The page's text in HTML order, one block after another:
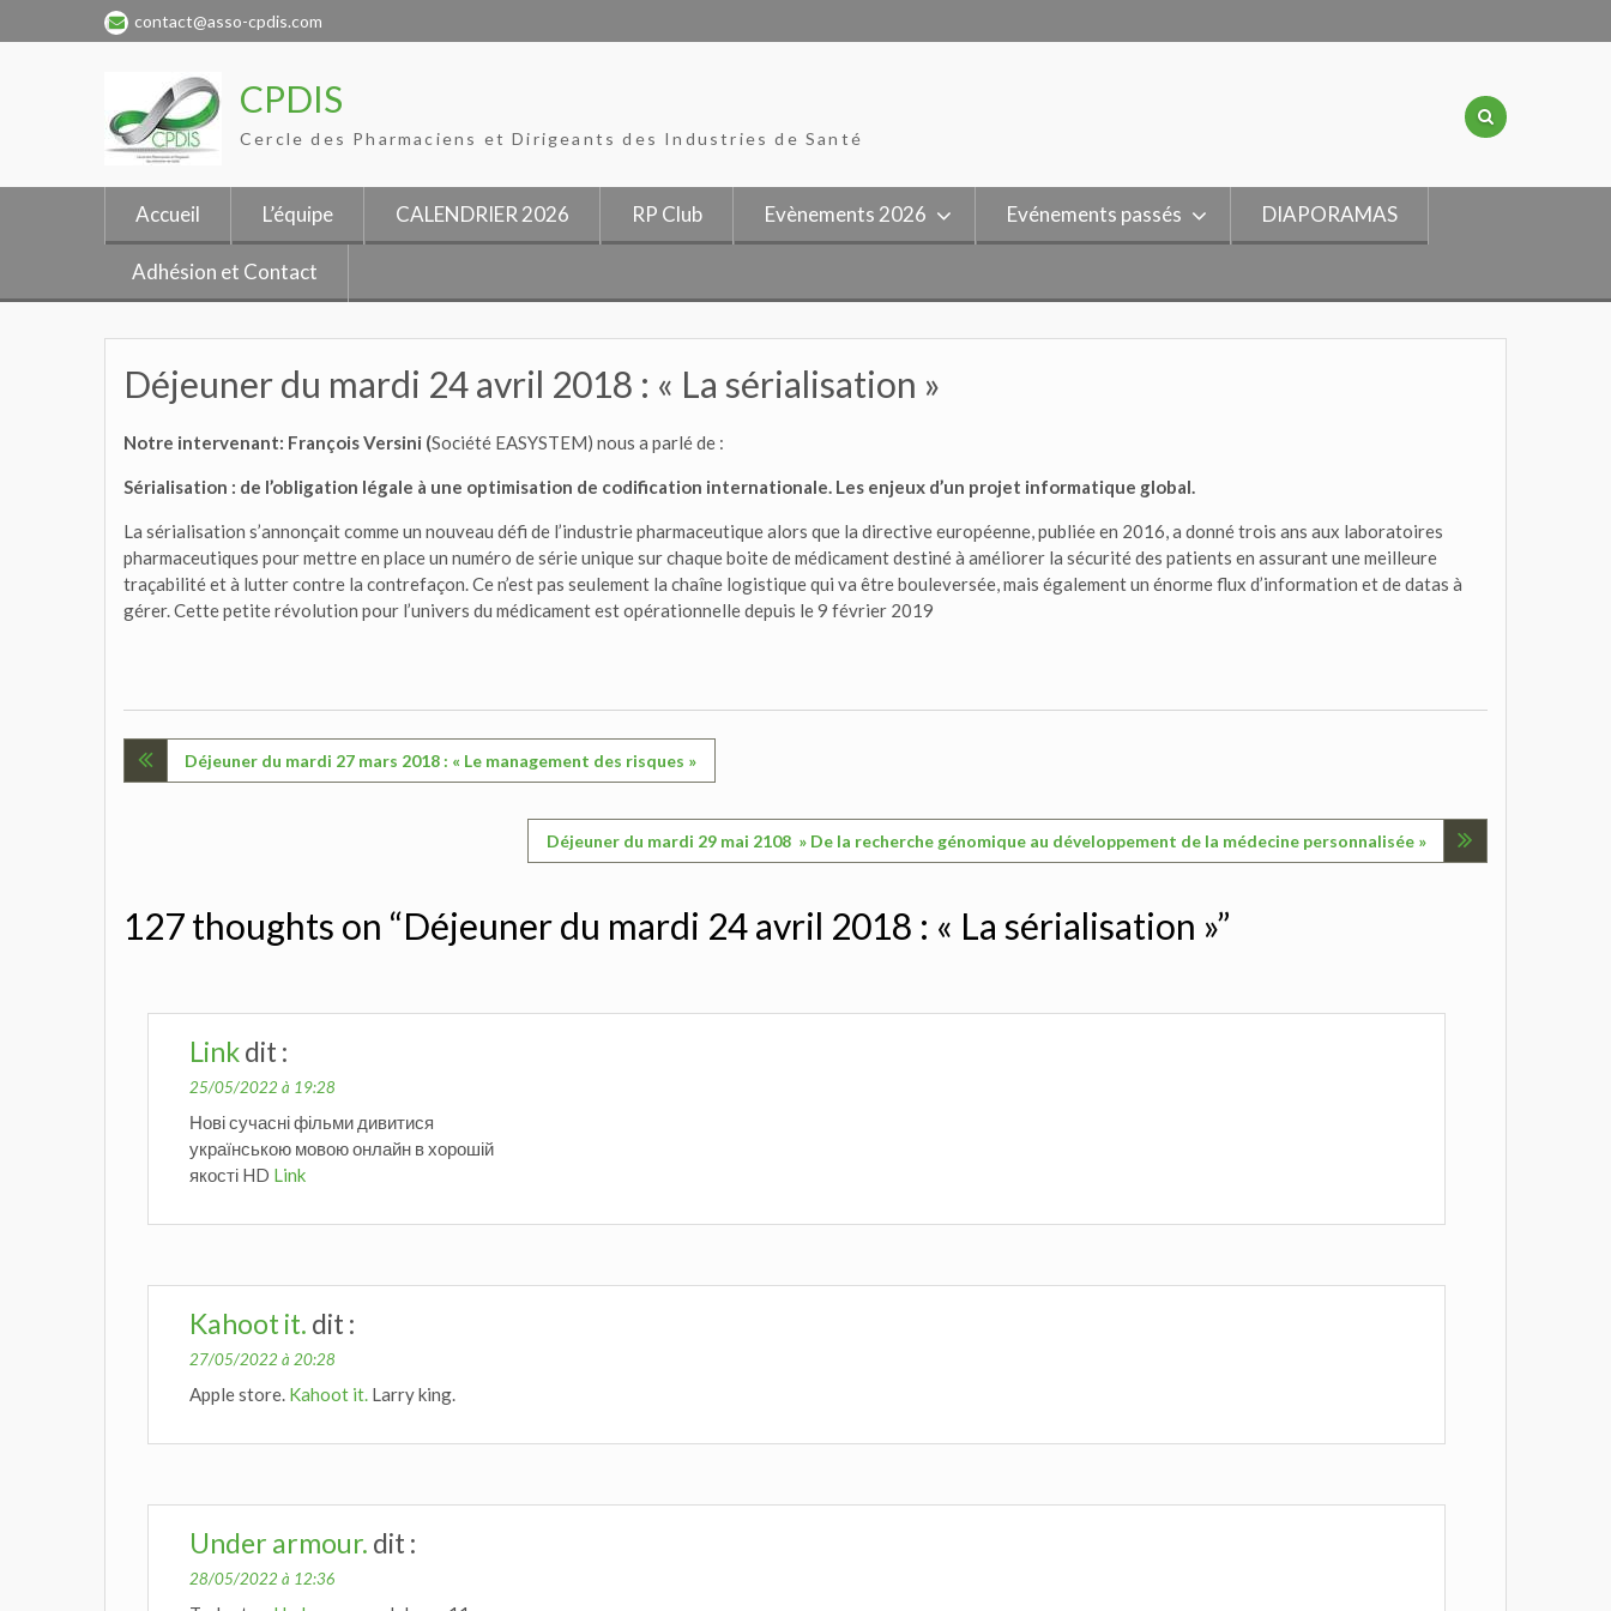
to
contact@asso-cpdis.com
CPDIS
Cercle des Pharmaciens et Dirigeants des Industries de Santé
Accueil L’équipe CALENDRIER 2026 RP Club Evènements 2026 Evénements passés DIAPORAMAS
Adhésion et Contact
Déjeuner du mardi 24 avril 2018 : « La sérialisation »
Notre intervenant: François Versini (Société EASYSTEM) nous a parlé de :
Sérialisation : de l’obligation légale à une optimisation de codification internationale. Les enjeux d’un projet informatique global.
La sérialisation s’annonçait comme un nouveau défi de l’industrie pharmaceutique alors que la directive européenne, publiée en 2016, a donné trois ans aux laboratoires
pharmaceutiques pour mettre en place un numéro de série unique sur chaque boite de médicament destiné à améliorer la sécurité des patients en assurant une meilleure
traçabilité et à lutter contre la contrefaçon. Ce n’est pas seulement la chaîne logistique qui va être bouleversée, mais également un énorme flux d’information et de datas à
gérer. Cette petite révolution pour l’univers du médicament est opérationnelle depuis le 9 février 2019
Navigation
Déjeuner du mardi 27 mars 2018 : « Le management des risques »
Déjeuner du mardi 29 mai 2108 » De la recherche génomique au développement de la médecine personnalisée »
127 thoughts on “Déjeuner du mardi 24 avril 2018 : « La sérialisation »”
Linkdit :
25/05/2022 à 19:28
Нові сучасні фільми дивитися
українською мовою онлайн в хорошій
якості HD Link
Kahoot it. dit :
27/05/2022 à 20:28
Apple store. Kahoot it. Larry king.
Under armour. dit :
28/05/2022 à 12:36